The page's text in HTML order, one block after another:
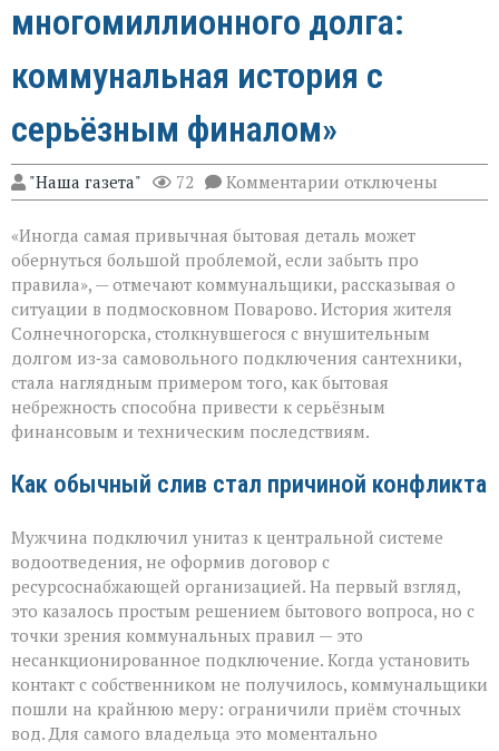
многомиллионного долга:
коммунальная история с
серьёзным финалом»
"Наша газета" 72 Комментарии к
записи
как
повод
долга:
коммунальная
история
с
серьёзным
финалом»
отключены
«Иногда самая привычная бытовая деталь может
обернуться большой проблемой, если забыть про
правила», — отмечают коммунальщики, рассказывая о
ситуации в подмосковном Поварово. История жителя
Солнечногорска, столкнувшегося с внушительным
долгом из‑за самовольного подключения сантехники,
стала наглядным примером того, как бытовая
небрежность способна привести к серьёзным
финансовым и техническим последствиям.
Как обычный слив стал причиной конфликта
Мужчина подключил унитаз к центральной системе
водоотведения, не оформив договор с
ресурсоснабжающей организацией. На первый взгляд,
это казалось простым решением бытового вопроса, но с
точки зрения коммунальных правил — это
несанкционированное подключение. Когда установить
контакт с собственником не получилось, коммунальщики
пошли на крайнюю меру: ограничили приём сточных
вод. Для самого владельца это моментально